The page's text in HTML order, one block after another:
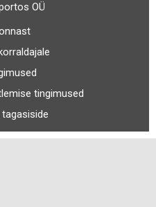
OÜ
tingimused